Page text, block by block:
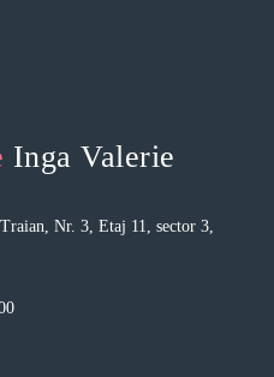
Inga Valerie
Nr. 3, Etaj 11, sector 3,